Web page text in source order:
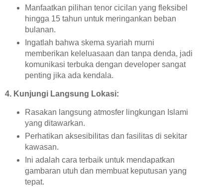
Manfaatkan pilihan tenor cicilan yang fleksibel
hingga 15 tahun untuk meringankan beban
bulanan.
Ingatlah bahwa skema syariah murni
memberikan keleluasaan dan tanpa denda, jadi
komunikasi terbuka dengan developer sangat
penting jika ada kendala.
4. Kunjungi Langsung Lokasi:
Rasakan langsung atmosfer lingkungan Islami
yang ditawarkan.
Perhatikan aksesibilitas dan fasilitas di sekitar
kawasan.
Ini adalah cara terbaik untuk mendapatkan
gambaran utuh dan membuat keputusan yang
tepat.